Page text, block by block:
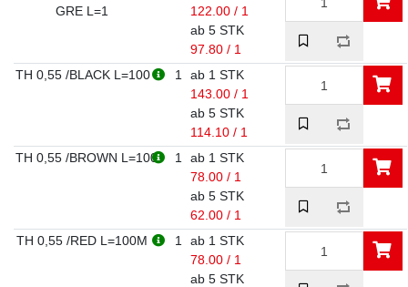
GRE L=1
122.00 / 1
ab 5 STK
97.80 / 1
TH 0,55 /BLACK L=100
1
ab 1 STK
143.00 / 1
ab 5 STK
114.10 / 1
TH 0,55 /BROWN L=100
1
ab 1 STK
78.00 / 1
ab 5 STK
62.00 / 1
TH 0,55 /RED L=100M
1
ab 1 STK
78.00 / 1
ab 5 STK